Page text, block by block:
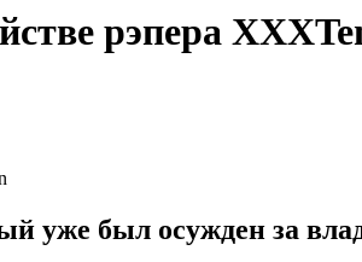
рэпера
уже был осужден за